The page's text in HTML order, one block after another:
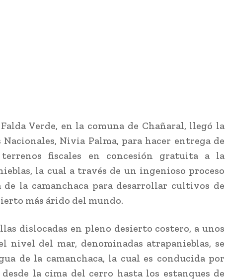
Verde, en la comuna de Chañaral, llegó la
Nivia Palma, para hacer entrega de
terrenos fiscales en concesión gratuita a la
la cual a través de un ingenioso proceso
la camanchaca para desarrollar cultivos de
más árido del mundo.
dislocadas en pleno desierto costero, a unos
nivel del mar, denominadas atrapanieblas, se
de la camanchaca, la cual es conducida por
la cima del cerro hasta los estanques de